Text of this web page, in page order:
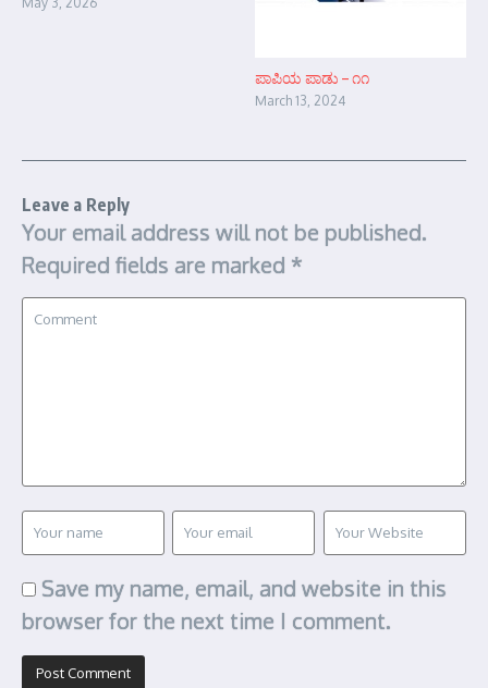
ಪಾಪಿಯ ಪಾಡು – ೧೧
March 13, 2024
Leave a Reply
Your email address will not be published.
Required fields are marked *
Save my name, email, and website in this
browser for the next time I comment.